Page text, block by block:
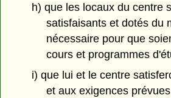
h) que les locaux du centre
satisfaisants et dotés du
nécessaire pour que
cours et programmes
i) que lui et le centre
et aux exigences